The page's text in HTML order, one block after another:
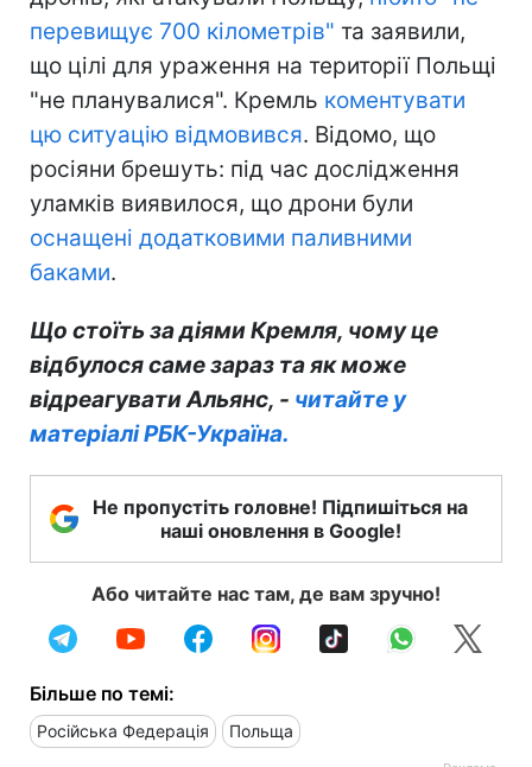
перевищує 700 кілометрів" та заявили,
що цілі для ураження на території Польщі
"не планувалися". Кремль коментувати
цю ситуацію відмовився. Відомо, що
росіяни брешуть: під час дослідження
уламків виявилося, що дрони були
оснащені додатковими паливними
баками.
Що стоїть за діями Кремля, чому це
відбулося саме зараз та як може
відреагувати Альянс, - читайте у
матеріалі РБК-Україна.
Не пропустіть головне! Підпишіться на
наші оновлення в Google!
Або читайте нас там, де вам зручно!
Більше по темі:
Російська Федерація Польща